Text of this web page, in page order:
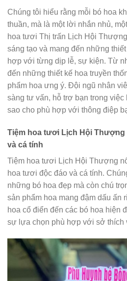
Chúng tôi hiểu rằng mỗi bó hoa
thuần, mà là một lời nhắn nhủ,
hoa tươi Thị trấn Lịch Hội
sáng tạo và mang đến những
hợp với từng dịp lễ, sự kiện. Từ
đến những thiết kế hoa truyền
phẩm hoa ưng ý. Đội ngũ nhân
sàng tư vấn, hỗ trợ bạn trong
sao cho phù hợp với thông điệp
Tiệm hoa tươi Lịch Hội Thượng
và cá tính
Tiệm hoa tươi Lịch Hội Thượng
hoa tươi độc đáo và cá tính.
những bó hoa đẹp mà còn chú
sản phẩm hoa mang đậm dấu ấn
hoa cổ điển đến các bó hoa hiện
sự lựa chọn phù hợp với sở thích